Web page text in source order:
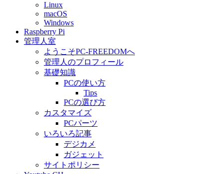
Linux
macOS
Windows
Raspberry Pi
管理人室
ようこそPC-FREEDOMへ
管理人のプロフィール
基礎知識
PCの使い方
Tips
PCの選び方
カスタマイズ
PCパーツ
いろいろ記事
デジカメ
ガジェット
サイトポリシー